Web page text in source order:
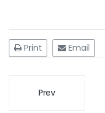
Print Email
Prev